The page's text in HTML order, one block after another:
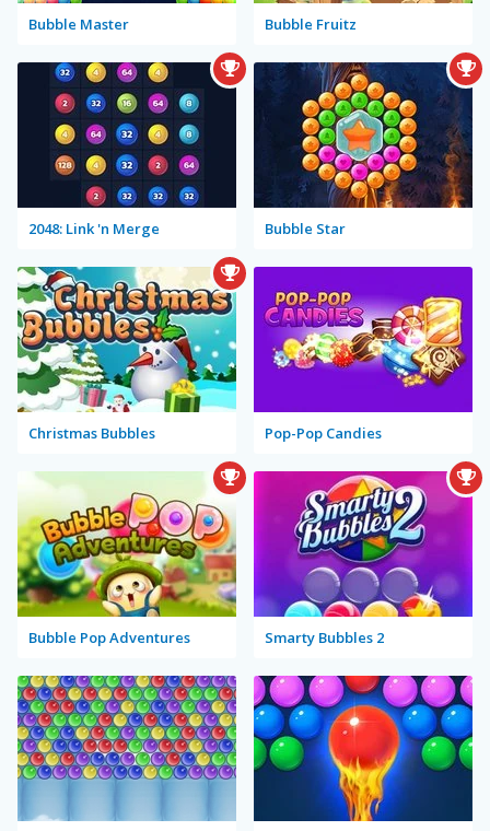
Bubble Master Bubble Fruitz
2048: Link 'n Merge Bubble Star
Christmas Bubbles Pop-Pop Candies
Bubble Pop Adventures Smarty Bubbles 2